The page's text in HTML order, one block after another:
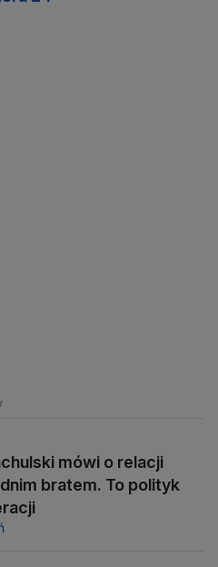
mówi o relacji
bratem. To polityk